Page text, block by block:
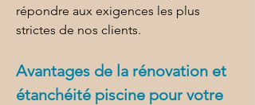
répondre aux exigences les plus
strictes de nos clients.
Avantages de la rénovation et
étanchéité piscine pour votre